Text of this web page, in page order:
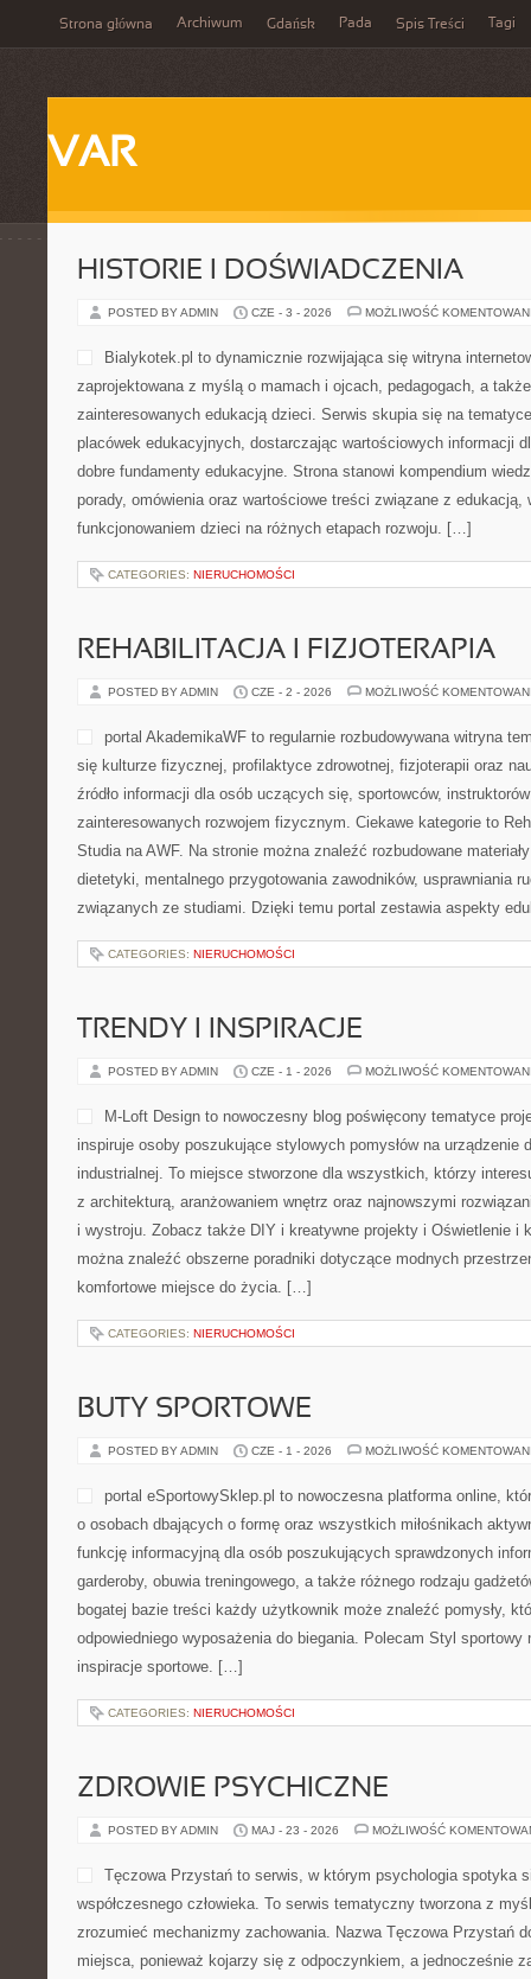
Strona główna Archiwum Gdańsk Pada Spis Treści Tagi
VAR
HISTORIE I DOŚWIADCZENIA
POSTED BY ADMIN CZE - 3 - 2026 MOŻLIWOŚĆ
Bialykotek.pl to dynamicznie rozwijająca się witryna
zaprojektowana z myślą o mamach i ojcach, pedagogach, a
zainteresowanych edukacją dzieci. Serwis skupia się na
placówek edukacyjnych, dostarczając wartościowych informacji
dobre fundamenty edukacyjne. Strona stanowi kompendium
porady, omówienia oraz wartościowe treści związane z edukacją,
funkcjonowaniem dzieci na różnych etapach rozwoju. […]
CATEGORIES: NIERUCHOMOŚCI
REHABILITACJA I FIZJOTERAPIA
POSTED BY ADMIN CZE - 2 - 2026 MOŻLIWOŚĆ
portal AkademikaWF to regularnie rozbudowywana witryna
się kulturze fizycznej, profilaktyce zdrowotnej, fizjoterapii oraz
źródło informacji dla osób uczących się, sportowców,
zainteresowanych rozwojem fizycznym. Ciekawe kategorie to
Studia na AWF. Na stronie można znaleźć rozbudowane
dietetyki, mentalnego przygotowania zawodników, usprawniania
związanych ze studiami. Dzięki temu portal zestawia aspekty
CATEGORIES: NIERUCHOMOŚCI
TRENDY I INSPIRACJE
POSTED BY ADMIN CZE - 1 - 2026 MOŻLIWOŚĆ
M-Loft Design to nowoczesny blog poświęcony tematyce
inspiruje osoby poszukujące stylowych pomysłów na urządzenie
industrialnej. To miejsce stworzone dla wszystkich, którzy
z architekturą, aranżowaniem wnętrz oraz najnowszymi
i wystroju. Zobacz także DIY i kreatywne projekty i Oświetlenie i
można znaleźć obszerne poradniki dotyczące modnych
komfortowe miejsce do życia. […]
CATEGORIES: NIERUCHOMOŚCI
BUTY SPORTOWE
POSTED BY ADMIN CZE - 1 - 2026 MOŻLIWOŚĆ
portal eSportowySklep.pl to nowoczesna platforma online,
o osobach dbających o formę oraz wszystkich miłośnikach
funkcję informacyjną dla osób poszukujących sprawdzonych
garderoby, obuwia treningowego, a także różnego rodzaju
bogatej bazie treści każdy użytkownik może znaleźć pomysły,
odpowiedniego wyposażenia do biegania. Polecam Styl sportowy
inspiracje sportowe. […]
CATEGORIES: NIERUCHOMOŚCI
ZDROWIE PSYCHICZNE
POSTED BY ADMIN MAJ - 23 - 2026 MOŻLIWOŚĆ
Tęczowa Przystań to serwis, w którym psychologia spotyka
współczesnego człowieka. To serwis tematyczny tworzona z
zrozumieć mechanizmy zachowania. Nazwa Tęczowa Przystań
miejsca, ponieważ kojarzy się z odpoczynkiem, a jednocześnie